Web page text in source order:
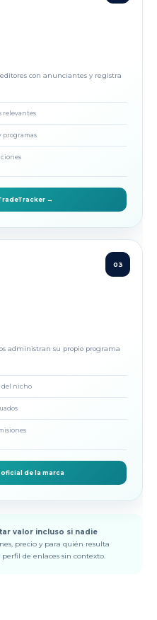
con anunciantes y registra
relevantes
programas
→
03
administran su propio programa
del nicho
de la marca
valor incluso si nadie
precio y para quién resulta
de enlaces sin contexto.